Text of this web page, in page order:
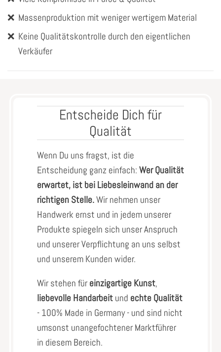
❌ Massenproduktion mit weniger wertigem Material
❌ Keine Qualitätskontrolle durch den eigentlichen
Verkäufer
Entscheide Dich für
Qualität
Wenn Du uns fragst, ist die
Entscheidung ganz einfach: Wer Qualität
erwartet, ist bei Liebesleinwand an der
richtigen Stelle.Wir nehmen unser
Handwerk ernst und in jedem unserer
Produkte spiegeln sich unser Anspruch
und unserer Verpflichtung an uns selbst
und unserem Kunden wider.
Wir stehen für einzigartige Kunst,
liebevolle Handarbeitund echte Qualität
- 100% Made in Germany - und sind nicht
umsonst unangefochtener Marktführer
in diesem Bereich.